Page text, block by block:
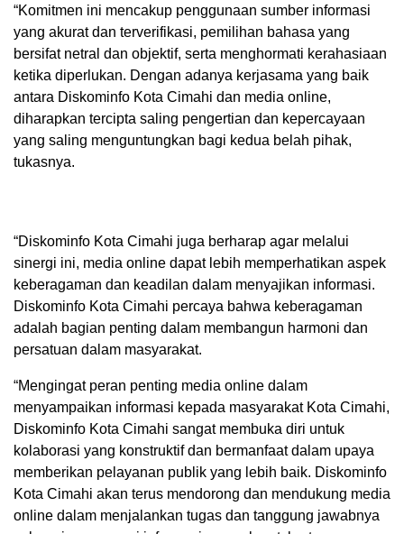
“Komitmen ini mencakup penggunaan sumber informasi
yang akurat dan terverifikasi, pemilihan bahasa yang
bersifat netral dan objektif, serta menghormati kerahasiaan
ketika diperlukan. Dengan adanya kerjasama yang baik
antara Diskominfo Kota Cimahi dan media online,
diharapkan tercipta saling pengertian dan kepercayaan
yang saling menguntungkan bagi kedua belah pihak,
tukasnya.
“Diskominfo Kota Cimahi juga berharap agar melalui
sinergi ini, media online dapat lebih memperhatikan aspek
keberagaman dan keadilan dalam menyajikan informasi.
Diskominfo Kota Cimahi percaya bahwa keberagaman
adalah bagian penting dalam membangun harmoni dan
persatuan dalam masyarakat.
“Mengingat peran penting media online dalam
menyampaikan informasi kepada masyarakat Kota Cimahi,
Diskominfo Kota Cimahi sangat membuka diri untuk
kolaborasi yang konstruktif dan bermanfaat dalam upaya
memberikan pelayanan publik yang lebih baik. Diskominfo
Kota Cimahi akan terus mendorong dan mendukung media
online dalam menjalankan tugas dan tanggung jawabnya